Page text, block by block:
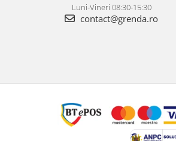
Luni-Vineri 08:30-15:30
contact@grenda.ro